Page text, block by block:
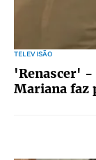
TELEVISÃO
'Renascer' -
Mariana faz